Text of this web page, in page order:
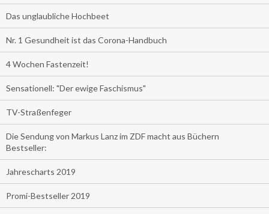
Das unglaubliche Hochbeet
Nr. 1 Gesundheit ist das Corona-Handbuch
4 Wochen Fastenzeit!
Sensationell: "Der ewige Faschismus"
TV-Straßenfeger
Die Sendung von Markus Lanz im ZDF macht aus Büchern
Bestseller:
Jahrescharts 2019
Promi-Bestseller 2019